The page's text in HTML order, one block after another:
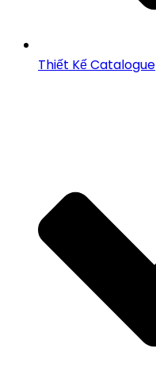
Thiết Kế Catalogue